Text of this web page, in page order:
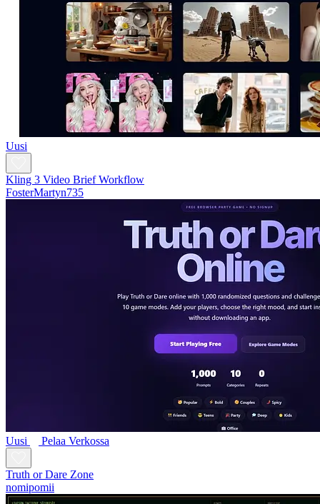
Uusi
Kling 3 Video Brief Workflow
FosterMartyn735
Uusi Pelaa Verkossa
Truth or Dare Zone
nomipomii